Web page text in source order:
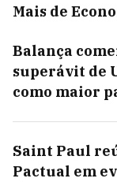
Mais de
Balança
superávit de
como maior
Saint Paul
Pactual em